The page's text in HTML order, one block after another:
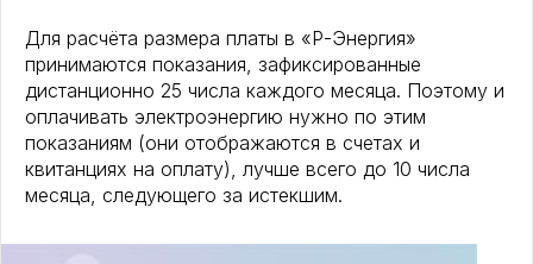
Для расчёта размера платы в «Р-Энергия»
принимаются показания, зафиксированные
дистанционно 25 числа каждого месяца. Поэтому и
оплачивать электроэнергию нужно по этим
показаниям (они отображаются в счетах и
квитанциях на оплату), лучше всего до 10 числа
месяца, следующего за истекшим.